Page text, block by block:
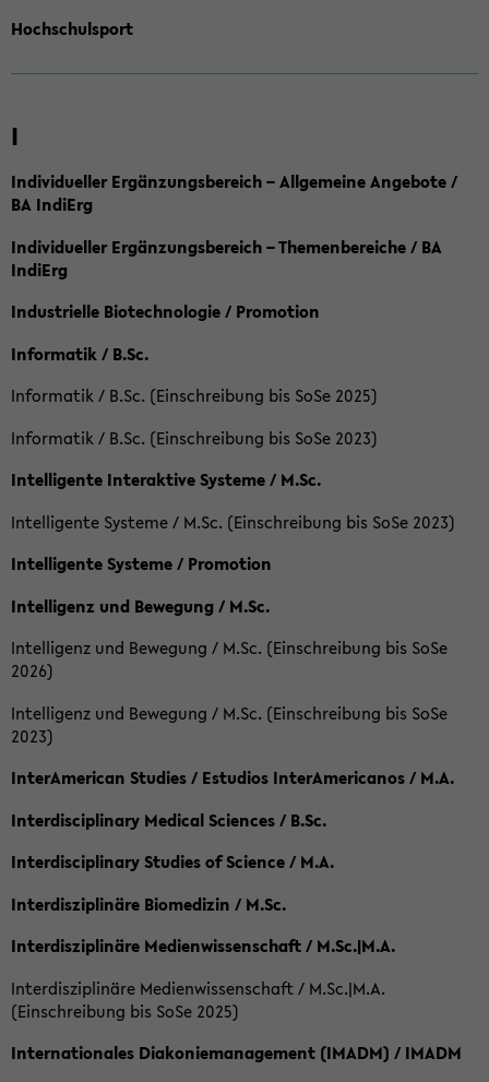
Hochschulsport
I
Individueller Ergänzungsbereich – Allgemeine Angebote /
BA IndiErg
Individueller Ergänzungsbereich – Themenbereiche / BA
IndiErg
Industrielle Biotechnologie / Promotion
Informatik / B.Sc.
Informatik / B.Sc. (Einschreibung bis SoSe 2025)
Informatik / B.Sc. (Einschreibung bis SoSe 2023)
Intelligente Interaktive Systeme / M.Sc.
Intelligente Systeme / M.Sc. (Einschreibung bis SoSe 2023)
Intelligente Systeme / Promotion
Intelligenz und Bewegung / M.Sc.
Intelligenz und Bewegung / M.Sc. (Einschreibung bis SoSe
2026)
Intelligenz und Bewegung / M.Sc. (Einschreibung bis SoSe
2023)
InterAmerican Studies / Estudios InterAmericanos / M.A.
Interdisciplinary Medical Sciences / B.Sc.
Interdisciplinary Studies of Science / M.A.
Interdisziplinäre Biomedizin / M.Sc.
Interdisziplinäre Medienwissenschaft / M.Sc.|M.A.
Interdisziplinäre Medienwissenschaft / M.Sc.|M.A.
(Einschreibung bis SoSe 2025)
Internationales Diakoniemanagement (IMADM) / IMADM